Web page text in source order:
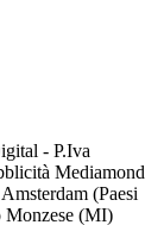
- P.Iva
Mediamond
(Paesi
Monzese (MI)